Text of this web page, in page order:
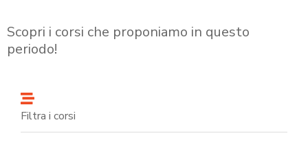
Scopri i corsi che proponiamo in questo
periodo!
Filtra i corsi